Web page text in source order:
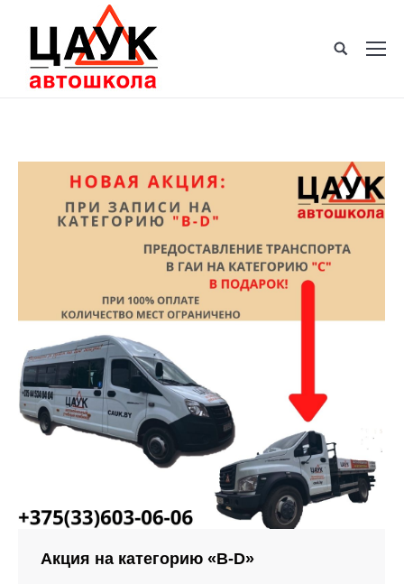
Акция на категорию «В-D»